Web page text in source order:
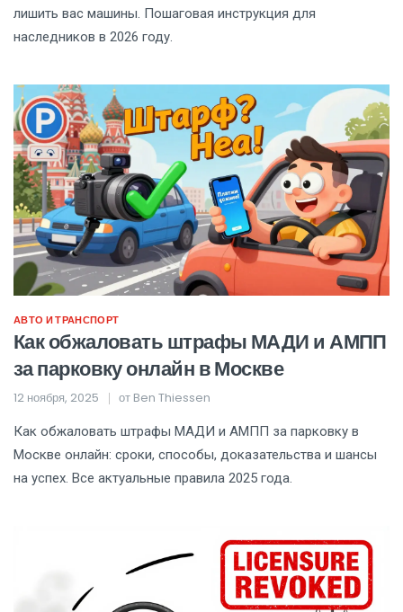
лишить вас машины. Пошаговая инструкция для
наследников в 2026 году.
АВТО И ТРАНСПОРТ
Как обжаловать штрафы МАДИ и АМПП
за парковку онлайн в Москве
12 ноября, 2025 от Ben Thiessen
Как обжаловать штрафы МАДИ и АМПП за парковку в
Москве онлайн: сроки, способы, доказательства и шансы
на успех. Все актуальные правила 2025 года.